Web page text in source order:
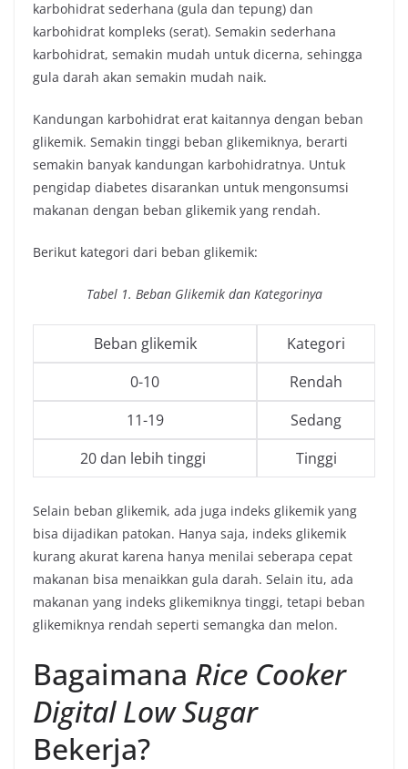
karbohidrat sederhana (gula dan tepung) dan
karbohidrat kompleks (serat). Semakin sederhana
karbohidrat, semakin mudah untuk dicerna, sehingga
gula darah akan semakin mudah naik.
Kandungan karbohidrat erat kaitannya dengan beban
glikemik. Semakin tinggi beban glikemiknya, berarti
semakin banyak kandungan karbohidratnya. Untuk
pengidap diabetes disarankan untuk mengonsumsi
makanan dengan beban glikemik yang rendah.
Berikut kategori dari beban glikemik:
Tabel 1. Beban Glikemik dan Kategorinya
Beban glikemik
Kategori
0-10
Rendah
11-19
Sedang
20 dan lebih tinggi
Tinggi
Selain beban glikemik, ada juga indeks glikemik yang
bisa dijadikan patokan. Hanya saja, indeks glikemik
kurang akurat karena hanya menilai seberapa cepat
makanan bisa menaikkan gula darah. Selain itu, ada
makanan yang indeks glikemiknya tinggi, tetapi beban
glikemiknya rendah seperti semangka dan melon.
Bagaimana Rice Cooker
Digital Low Sugar
Bekerja?